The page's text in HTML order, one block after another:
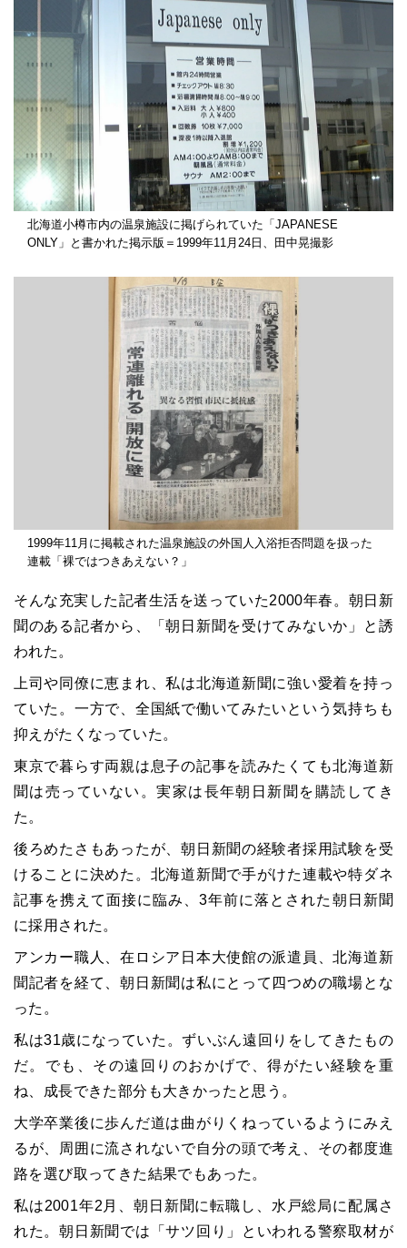
北海道小樽市内の温泉施設に掲げられていた「JAPANESE
ONLY」と書かれた掲示版＝1999年11月24日、田中晃撮影
1999年11月に掲載された温泉施設の外国人入浴拒否問題を扱った
連載「裸ではつきあえない？」
そんな充実した記者生活を送っていた2000年春。朝日新
聞のある記者から、「朝日新聞を受けてみないか」と誘
われた。
上司や同僚に恵まれ、私は北海道新聞に強い愛着を持っ
ていた。一方で、全国紙で働いてみたいという気持ちも
抑えがたくなっていた。
東京で暮らす両親は息子の記事を読みたくても北海道新
聞は売っていない。実家は長年朝日新聞を購読してき
た。
後ろめたさもあったが、朝日新聞の経験者採用試験を受
けることに決めた。北海道新聞で手がけた連載や特ダネ
記事を携えて面接に臨み、3年前に落とされた朝日新聞
に採用された。
アンカー職人、在ロシア日本大使館の派遣員、北海道新
聞記者を経て、朝日新聞は私にとって四つめの職場とな
った。
私は31歳になっていた。ずいぶん遠回りをしてきたもの
だ。でも、その遠回りのおかげで、得がたい経験を重
ね、成長できた部分も大きかったと思う。
大学卒業後に歩んだ道は曲がりくねっているようにみえ
るが、周囲に流されないで自分の頭で考え、その都度進
路を選び取ってきた結果でもあった。
私は2001年2月、朝日新聞に転職し、水戸総局に配属さ
れた。朝日新聞では「サツ回り」といわれる警察取材が